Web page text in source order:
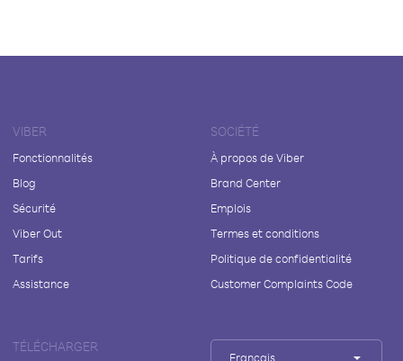
VIBER
Fonctionnalités
Blog
Sécurité
Viber Out
Tarifs
Assistance
SOCIÉTÉ
À propos de Viber
Brand Center
Emplois
Termes et conditions
Politique de confidentialité
Customer Complaints Code
TÉLÉCHARGER
Français